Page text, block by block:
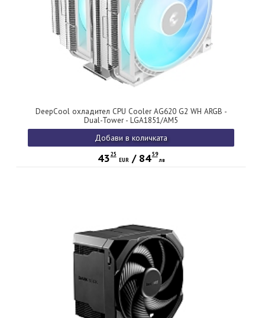
DeepCool охладител CPU Cooler AG620 G2 WH ARGB -
Dual-Tower - LGA1851/AM5
Добави в количката
43 25
EUR/ 84 59
лв